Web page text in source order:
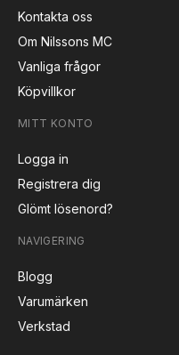
Kontakta oss
Om Nilssons MC
Vanliga frågor
Köpvillkor
MITT KONTO
Logga in
Registrera dig
Glömt lösenord?
NAVIGERING
Blogg
Varumärken
Verkstad